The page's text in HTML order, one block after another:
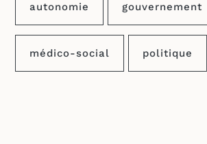
autonomie gouvernement
médico-social politique